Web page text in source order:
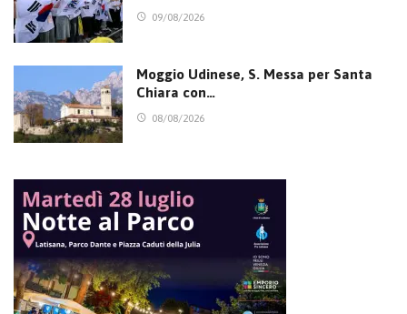
09/08/2026
Moggio Udinese, S. Messa per Santa
Chiara con…
08/08/2026